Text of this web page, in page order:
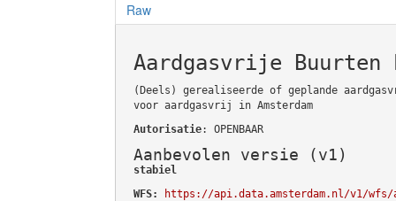
Raw
Aardgasvrije
(Deels) gerealiseerde of geplande
voor aardgasvrij in Amsterdam
Autorisatie: OPENBAAR
Aanbevolen versie (v1)
stabiel
WFS:
https://api.data.amsterdam.nl/v1/wfs/